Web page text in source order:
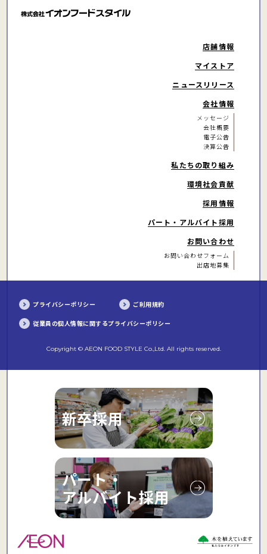
店舗情報
マイストア
ニュースリリース
会社情報
メッセージ
会社概要
電子公告
決算公告
私たちの取り組み
環境社会貢献
採用情報
パート・アルバイト採用
お問い合わせ
お問い合わせフォーム
出店地募集
プライバシーポリシー ご利用規約
従業員の個人情報に関するプライバシーポリシー
Copyright © AEON FOOD STYLE Co.,Ltd. All rights reserved.
新卒採用
パート・
アルバイト採用